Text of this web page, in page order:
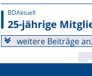
BDAktuell
25-jährige
weitere Beiträge